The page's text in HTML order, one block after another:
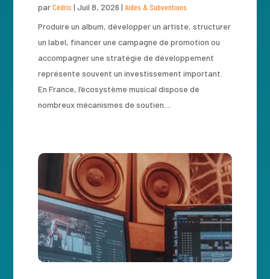
parCédric| Juil 8, 2026 | Aides & Subventions
Produire un album, développer un artiste, structurer
un label, financer une campagne de promotion ou
accompagner une stratégie de développement
représente souvent un investissement important.
En France, l’écosystème musical dispose de
nombreux mécanismes de soutien....